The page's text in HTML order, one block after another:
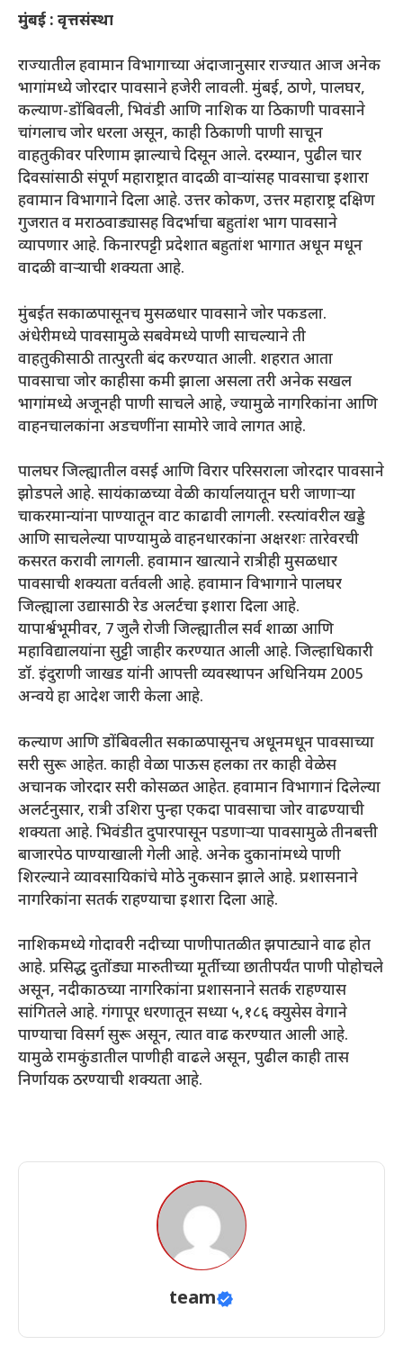
मुंबई : वृत्तसंस्था
राज्यातील हवामान विभागाच्या अंदाजानुसार राज्यात आज अनेक
भागांमध्ये जोरदार पावसाने हजेरी लावली. मुंबई, ठाणे, पालघर,
कल्याण-डोंबिवली, भिवंडी आणि नाशिक या ठिकाणी पावसाने
चांगलाच जोर धरला असून, काही ठिकाणी पाणी साचून
वाहतुकीवर परिणाम झाल्याचे दिसून आले. दरम्यान, पुढील चार
दिवसांसाठी संपूर्ण महाराष्ट्रात वादळी वाऱ्यांसह पावसाचा इशारा
हवामान विभागाने दिला आहे. उत्तर कोकण, उत्तर महाराष्ट्र दक्षिण
गुजरात व मराठवाड्यासह विदर्भाचा बहुतांश भाग पावसाने
व्यापणार आहे. किनारपट्टी प्रदेशात बहुतांश भागात अधून मधून
वादळी वाऱ्याची शक्यता आहे.
मुंबईत सकाळपासूनच मुसळधार पावसाने जोर पकडला.
अंधेरीमध्ये पावसामुळे सबवेमध्ये पाणी साचल्याने ती
वाहतुकीसाठी तात्पुरती बंद करण्यात आली. शहरात आता
पावसाचा जोर काहीसा कमी झाला असला तरी अनेक सखल
भागांमध्ये अजूनही पाणी साचले आहे, ज्यामुळे नागरिकांना आणि
वाहनचालकांना अडचणींना सामोरे जावे लागत आहे.
पालघर जिल्ह्यातील वसई आणि विरार परिसराला जोरदार पावसाने
झोडपले आहे. सायंकाळच्या वेळी कार्यालयातून घरी जाणाऱ्या
चाकरमान्यांना पाण्यातून वाट काढावी लागली. रस्त्यांवरील खड्डे
आणि साचलेल्या पाण्यामुळे वाहनधारकांना अक्षरशः तारेवरची
कसरत करावी लागली. हवामान खात्याने रात्रीही मुसळधार
पावसाची शक्यता वर्तवली आहे. हवामान विभागाने पालघर
जिल्ह्याला उद्यासाठी रेड अलर्टचा इशारा दिला आहे.
यापार्श्वभूमीवर, 7 जुलै रोजी जिल्ह्यातील सर्व शाळा आणि
महाविद्यालयांना सुट्टी जाहीर करण्यात आली आहे. जिल्हाधिकारी
डॉ. इंदुराणी जाखड यांनी आपत्ती व्यवस्थापन अधिनियम 2005
अन्वये हा आदेश जारी केला आहे.
कल्याण आणि डोंबिवलीत सकाळपासूनच अधूनमधून पावसाच्या
सरी सुरू आहेत. काही वेळा पाऊस हलका तर काही वेळेस
अचानक जोरदार सरी कोसळत आहेत. हवामान विभागानं दिलेल्या
अलर्टनुसार, रात्री उशिरा पुन्हा एकदा पावसाचा जोर वाढण्याची
शक्यता आहे. भिवंडीत दुपारपासून पडणाऱ्या पावसामुळे तीनबत्ती
बाजारपेठ पाण्याखाली गेली आहे. अनेक दुकानांमध्ये पाणी
शिरल्याने व्यावसायिकांचे मोठे नुकसान झाले आहे. प्रशासनाने
नागरिकांना सतर्क राहण्याचा इशारा दिला आहे.
नाशिकमध्ये गोदावरी नदीच्या पाणीपातळीत झपाट्याने वाढ होत
आहे. प्रसिद्ध दुतोंड्या मारुतीच्या मूर्तीच्या छातीपर्यंत पाणी पोहोचले
असून, नदीकाठच्या नागरिकांना प्रशासनाने सतर्क राहण्यास
सांगितले आहे. गंगापूर धरणातून सध्या ५,१८६ क्युसेस वेगाने
पाण्याचा विसर्ग सुरू असून, त्यात वाढ करण्यात आली आहे.
यामुळे रामकुंडातील पाणीही वाढले असून, पुढील काही तास
निर्णायक ठरण्याची शक्यता आहे.
team